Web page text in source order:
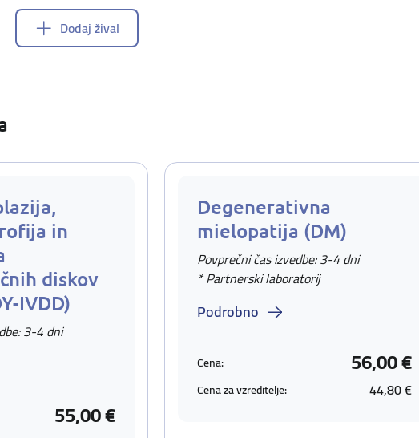
Dodaj žival
in
diskov
IVDD)
3-4 dni
55,00 €
Degenerativna
mielopatija (DM)
Povprečni čas izvedbe: 3-4 dni
* Partnerski laboratorij
Podrobno
Cena: 56,00 €
Cena za vzreditelje: 44,80 €